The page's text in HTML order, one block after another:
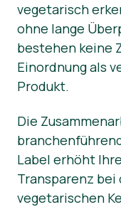
vegetarisch
ohne lange
bestehen keine
Einordnung als
Produkt.
Die
Label erhöht
Transparenz bei
vegetarischen